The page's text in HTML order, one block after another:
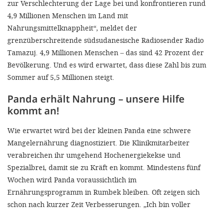
zur Verschlechterung der Lage bei und konfrontieren rund
4,9 Millionen Menschen im Land mit
Nahrungsmittelknappheit“, meldet der
grenzüberschreitende südsudanesische Radiosender Radio
Tamazuj. 4,9 Millionen Menschen – das sind 42 Prozent der
Bevölkerung. Und es wird erwartet, dass diese Zahl bis zum
Sommer auf 5,5 Millionen steigt.
Panda erhält Nahrung – unsere Hilfe
kommt an!
Wie erwartet wird bei der kleinen Panda eine schwere
Mangelernährung diagnostiziert. Die Klinikmitarbeiter
verabreichen ihr umgehend Hochenergiekekse und
Spezialbrei, damit sie zu Kräft en kommt. Mindestens fünf
Wochen wird Panda voraussichtlich im
Ernährungsprogramm in Rumbek bleiben. Oft zeigen sich
schon nach kurzer Zeit Verbesserungen. „Ich bin voller